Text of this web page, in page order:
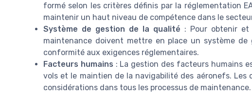
formé selon les critères définis par la réglementation
maintenir un haut niveau de compétence dans le
Système de gestion de la qualité : Pour obtenir et
maintenance doivent mettre en place un système de
conformité aux exigences réglementaires.
Facteurs humains : La gestion des facteurs humains
vols et le maintien de la navigabilité des aéronefs.
considérations dans tous les processus de maintenance.